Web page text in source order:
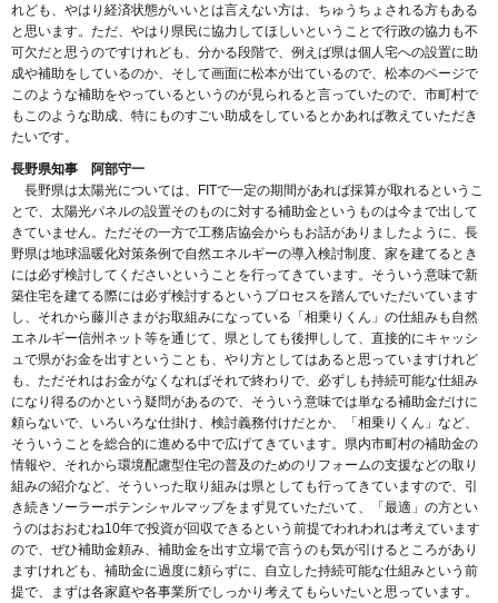
れども、やはり経済状態がいいとは言えない方は、ちゅうちょされる方もある
と思います。ただ、やはり県民に協力してほしいということで行政の協力も不
可欠だと思うのですけれども、分かる段階で、例えば県は個人宅への設置に助
成や補助をしているのか、そして画面に松本が出ているので、松本のページで
このような補助をやっているというのが見られると言っていたので、市町村で
もこのような助成、特にものすごい助成をしているとかあれば教えていただき
たいです。
長野県知事 阿部守一
長野県は太陽光については、FITで一定の期間があれば採算が取れるというこ
とで、太陽光パネルの設置そのものに対する補助金というものは今まで出して
きていません。ただその一方で工務店協会からもお話がありましたように、長
野県は地球温暖化対策条例で自然エネルギーの導入検討制度、家を建てるとき
には必ず検討してくださいということを行ってきています。そういう意味で新
築住宅を建てる際には必ず検討するというプロセスを踏んでいただいています
し、それから藤川さまがお取組みになっている「相乗りくん」の仕組みも自然
エネルギー信州ネット等を通じて、県としても後押しして、直接的にキャッシ
ュで県がお金を出すということも、やり方としてはあると思っていますけれど
も、ただそれはお金がなくなればそれで終わりで、必ずしも持続可能な仕組み
になり得るのかという疑問があるので、そういう意味では単なる補助金だけに
頼らないで、いろいろな仕掛け、検討義務付けだとか、「相乗りくん」など、
そういうことを総合的に進める中で広げてきています。県内市町村の補助金の
情報や、それから環境配慮型住宅の普及のためのリフォームの支援などの取り
組みの紹介など、そういった取り組みは県としても行ってきていますので、引
き続きソーラーポテンシャルマップをまず見ていただいて、「最適」の方とい
うのはおおむね10年で投資が回収できるという前提でわれわれは考えています
ので、ぜひ補助金頼み、補助金を出す立場で言うのも気が引けるところがあり
ますけれども、補助金に過度に頼らずに、自立した持続可能な仕組みという前
提で、まずは各家庭や各事業所でしっかり考えてもらいたいと思っています。